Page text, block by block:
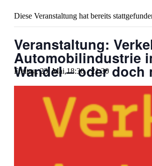
Diese Veranstaltung hat bereits
Veranstaltung:
Automobilindustrie
Wandel – oder doch
Freitag, 23. Mai,18:30-21:30